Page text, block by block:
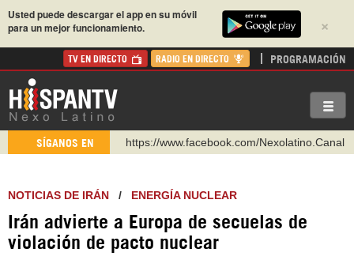
×
Usted puede descargar el app en su móvil
para un mejor funcionamiento.
TV EN DIRECTO RADIO EN DIRECTO PROGRAMACIÓN
SÍGANOS EN
https://www.facebook.com/Nexolatino.Canal
http://twitter.com/nexo_latino
https://t.me/hispantvcanal
https://urmedium.com/c/hispantv
NOTICIAS DE IRÁN / ENERGÍA NUCLEAR
Irán advierte a Europa de secuelas de
violación de pacto nuclear